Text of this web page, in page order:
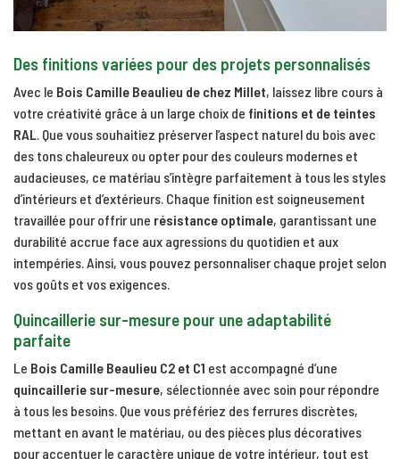
Des finitions variées pour des projets personnalisés
Avec le Bois Camille Beaulieu de chez Millet, laissez libre cours à
votre créativité grâce à un large choix de finitions et de teintes
RAL. Que vous souhaitiez préserver l’aspect naturel du bois avec
des tons chaleureux ou opter pour des couleurs modernes et
audacieuses, ce matériau s’intègre parfaitement à tous les styles
d’intérieurs et d’extérieurs. Chaque finition est soigneusement
travaillée pour offrir une résistance optimale, garantissant une
durabilité accrue face aux agressions du quotidien et aux
intempéries. Ainsi, vous pouvez personnaliser chaque projet selon
vos goûts et vos exigences.
Quincaillerie sur-mesure pour une adaptabilité
parfaite
Le Bois Camille Beaulieu C2 et C1 est accompagné d’une
quincaillerie sur-mesure, sélectionnée avec soin pour répondre
à tous les besoins. Que vous préfériez des ferrures discrètes,
mettant en avant le matériau, ou des pièces plus décoratives
pour accentuer le caractère unique de votre intérieur, tout est